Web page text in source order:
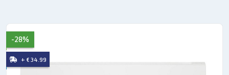
-28%
+ € 34.99